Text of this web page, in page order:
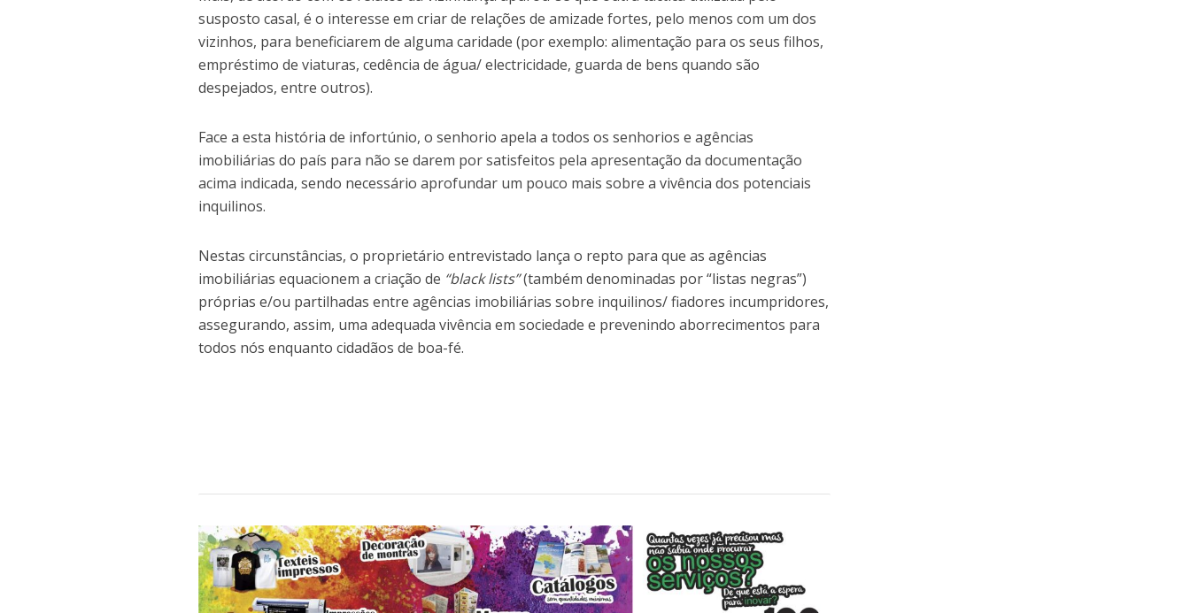
susposto casal, é o interesse em criar de relações de amizade fortes, pelo menos com um dos
vizinhos, para beneficiarem de alguma caridade (por exemplo: alimentação para os seus filhos,
empréstimo de viaturas, cedência de água/ electricidade, guarda de bens quando são
despejados, entre outros).
Face a esta história de infortúnio, o senhorio apela a todos os senhorios e agências
imobiliárias do país para não se darem por satisfeitos pela apresentação da documentação
acima indicada, sendo necessário aprofundar um pouco mais sobre a vivência dos potenciais
inquilinos.
Nestas circunstâncias, o proprietário entrevistado lança o repto para que as agências
imobiliárias equacionem a criação de “black lists”(também denominadas por “listas negras”)
próprias e/ou partilhadas entre agências imobiliárias sobre inquilinos/ fiadores incumpridores,
assegurando, assim, uma adequada vivência em sociedade e prevenindo aborrecimentos para
todos nós enquanto cidadãos de boa-fé.